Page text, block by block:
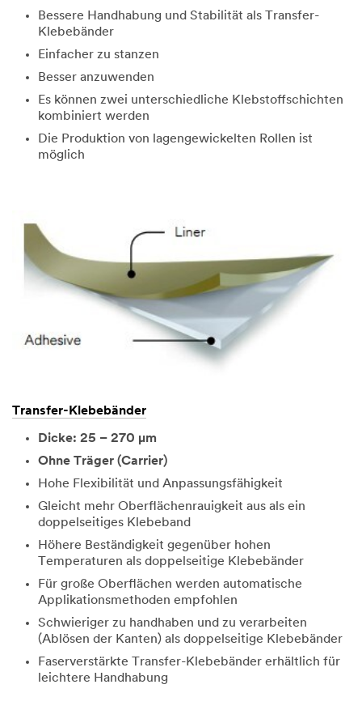
Bessere Handhabung und Stabilität als Transfer-
Klebebänder
Einfacher zu stanzen
Besser anzuwenden
Es können zwei unterschiedliche Klebstoffschichten
kombiniert werden
Die Produktion von lagengewickelten Rollen ist
möglich
Transfer-Klebebänder
Dicke: 25 – 270 µm
Ohne Träger (Carrier)
Hohe Flexibilität und Anpassungsfähigkeit
Gleicht mehr Oberflächenrauigkeit aus als ein
doppelseitiges Klebeband
Höhere Beständigkeit gegenüber hohen
Temperaturen als doppelseitige Klebebänder
Für große Oberflächen werden automatische
Applikationsmethoden empfohlen
Schwieriger zu handhaben und zu verarbeiten
(Ablösen der Kanten) als doppelseitige Klebebänder
Faserverstärkte Transfer-Klebebänder erhältlich für
leichtere Handhabung